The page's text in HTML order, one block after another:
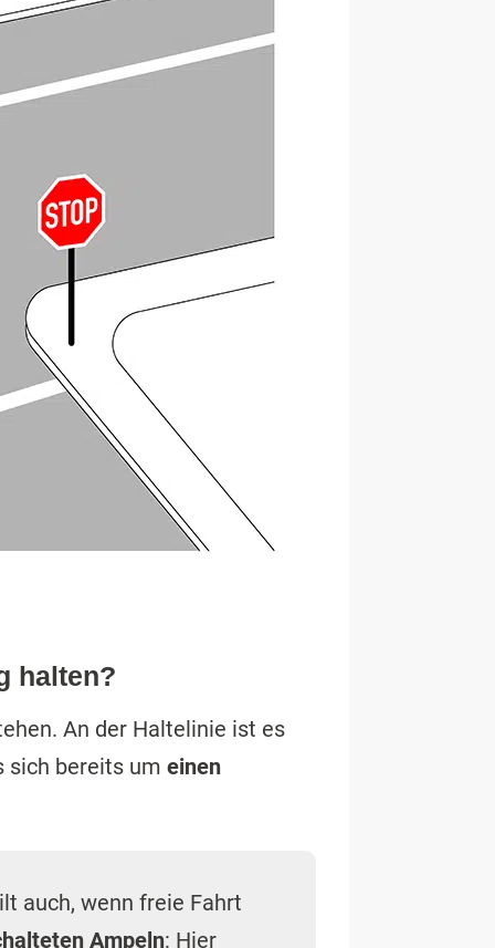
halten?
An der Haltelinie ist es
sich bereits um einen
auch, wenn freie Fahrt
Ampeln: Hier